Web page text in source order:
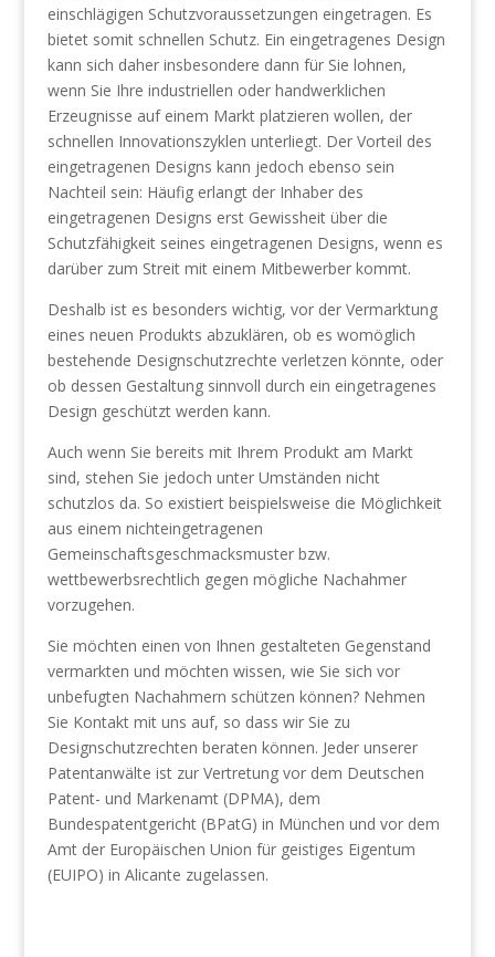
einschlägigen Schutzvoraussetzungen eingetragen. Es
bietet somit schnellen Schutz. Ein eingetragenes Design
kann sich daher insbesondere dann für Sie lohnen,
wenn Sie Ihre industriellen oder handwerklichen
Erzeugnisse auf einem Markt platzieren wollen, der
schnellen Innovationszyklen unterliegt. Der Vorteil des
eingetragenen Designs kann jedoch ebenso sein
Nachteil sein: Häufig erlangt der Inhaber des
eingetragenen Designs erst Gewissheit über die
Schutzfähigkeit seines eingetragenen Designs, wenn es
darüber zum Streit mit einem Mitbewerber kommt.
Deshalb ist es besonders wichtig, vor der Vermarktung
eines neuen Produkts abzuklären, ob es womöglich
bestehende Designschutzrechte verletzen könnte, oder
ob dessen Gestaltung sinnvoll durch ein eingetragenes
Design geschützt werden kann.
Auch wenn Sie bereits mit Ihrem Produkt am Markt
sind, stehen Sie jedoch unter Umständen nicht
schutzlos da. So existiert beispielsweise die Möglichkeit
aus einem nichteingetragenen
Gemeinschaftsgeschmacksmuster bzw.
wettbewerbsrechtlich gegen mögliche Nachahmer
vorzugehen.
Sie möchten einen von Ihnen gestalteten Gegenstand
vermarkten und möchten wissen, wie Sie sich vor
unbefugten Nachahmern schützen können? Nehmen
Sie Kontakt mit uns auf, so dass wir Sie zu
Designschutzrechten beraten können. Jeder unserer
Patentanwälte ist zur Vertretung vor dem Deutschen
Patent- und Markenamt (DPMA), dem
Bundespatentgericht (BPatG) in München und vor dem
Amt der Europäischen Union für geistiges Eigentum
(EUIPO) in Alicante zugelassen.